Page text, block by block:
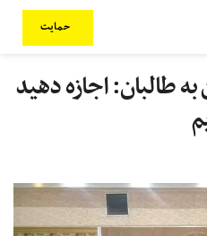
حمایت
طالبان: اجازه دهید